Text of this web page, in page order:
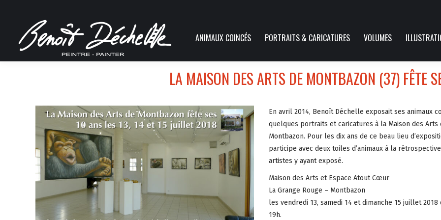
ANIMAUX COINCÉS PORTRAITS & CARICATURES VOLUMES
LA MAISON DES ARTS DE MONTBAZON (37) FÊTE
En avril 2014, Benoît Déchelle exposait ses animaux
quelques portraits et caricatures à la Maison des Arts
Montbazon. Pour les dix ans de ce beau lieu
participe avec deux toiles d’animaux à la
artistes y ayant exposé.
Maison des Arts et Espace Atout Cœur
La Grange Rouge – Montbazon
les vendredi 13, samedi 14 et dimanche 15 juillet 2018
19h.